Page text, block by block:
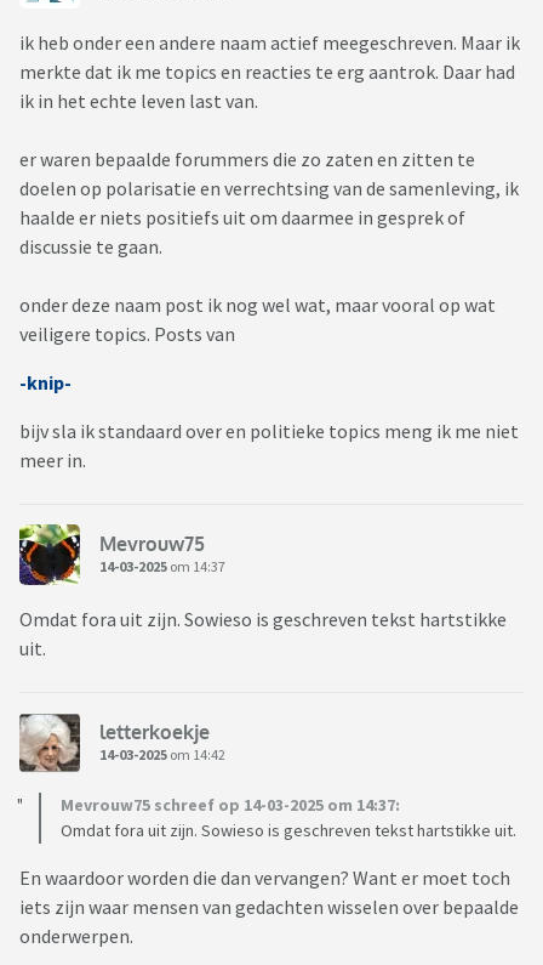
ik heb onder een andere naam actief meegeschreven. Maar ik
merkte dat ik me topics en reacties te erg aantrok. Daar had
ik in het echte leven last van.
er waren bepaalde forummers die zo zaten en zitten te
doelen op polarisatie en verrechtsing van de samenleving, ik
haalde er niets positiefs uit om daarmee in gesprek of
discussie te gaan.
onder deze naam post ik nog wel wat, maar vooral op wat
veiligere topics. Posts van
-knip-
bijv sla ik standaard over en politieke topics meng ik me niet
meer in.
Mevrouw75
14-03-2025 om 14:37
Omdat fora uit zijn. Sowieso is geschreven tekst hartstikke
uit.
letterkoekje
14-03-2025 om 14:42
Mevrouw75 schreef op 14-03-2025 om 14:37:
Omdat fora uit zijn. Sowieso is geschreven tekst hartstikke uit.
En waardoor worden die dan vervangen? Want er moet toch
iets zijn waar mensen van gedachten wisselen over bepaalde
onderwerpen.